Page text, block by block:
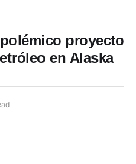
proyecto
en Alaska